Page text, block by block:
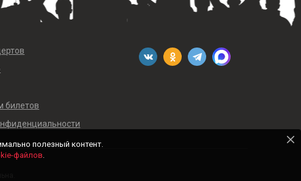
билетов
полезный контент.
файлов.